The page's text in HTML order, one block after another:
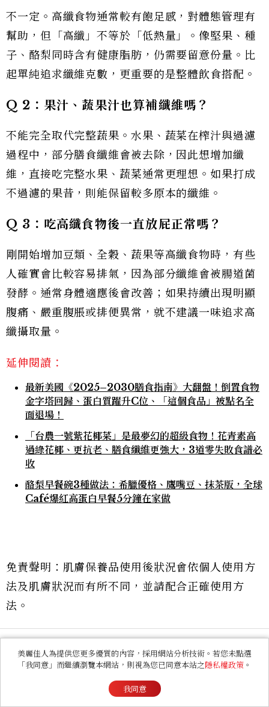
不一定。高纖食物通常較有飽足感，對體態管理有
幫助，但「高纖」不等於「低熱量」。像堅果、種
子、酪梨同時含有健康脂肪，仍需要留意份量。比
起單純追求纖維克數，更重要的是整體飲食搭配。
Q 2 ：果汁、蔬果汁也算補纖維嗎？
不能完全取代完整蔬果。水果、蔬菜在榨汁與過濾
過程中，部分膳食纖維會被去除，因此想增加纖
維，直接吃完整水果、蔬菜通常更理想。如果打成
不過濾的果昔，則能保留較多原本的纖維。
Q 3 ：吃高纖食物後一直放屁正常嗎？
剛開始增加豆類、全穀、蔬果等高纖食物時，有些
人確實會比較容易排氣，因為部分纖維會被腸道菌
發酵。通常身體適應後會改善；如果持續出現明顯
腹痛、嚴重腹脹或排便異常，就不建議一味追求高
纖攝取量。
延伸閱讀：
最新美國《2025–2030膳食指南》大翻盤！倒置食物
金字塔回歸、蛋白質躍升C位、「這個食品」被點名全
面退場！
「台農一號紫花椰菜」是最夢幻的超級食物！花青素高
過綠花椰、更抗老、膳食纖維更強大，3道零失敗食譜必
收
酪梨早餐碗3種做法：希臘優格、鷹嘴豆、抹茶版，全球
Café爆紅高蛋白早餐5分鐘在家做
免責聲明：肌膚保養品使用後狀況會依個人使用方
法及肌膚狀況而有所不同，並請配合正確使用方
法。
分享 收藏
美麗佳人為提供您更多優質的內容，採用網站分析技術。若您未點選
「我同意」而繼續瀏覽本網站，則視為您已同意本站之隱私權政策 。
我同意